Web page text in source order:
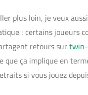
plus loin, je veux
: certains joueurs
retours sur
que ça implique en
si vous jouez